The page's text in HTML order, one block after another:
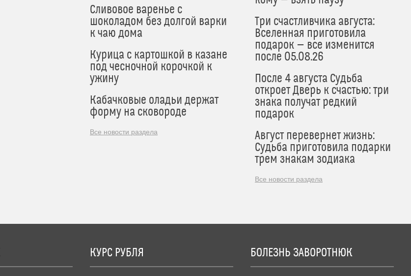
Сливовое варенье с
шоколадом без долгой варки
к чаю дома
Курица с картошкой в казане
под чесночной корочкой к
ужину
Кабачковые оладьи держат
форму на сковороде
Все новости раздела
Три счастливчика августа:
Вселенная приготовила
подарок — все изменится
после 05.08.26
После 4 августа Судьба
откроет Дверь к счастью: три
знака получат редкий
подарок
Август перевернет жизнь:
Судьба приготовила подарки
трем знакам зодиака
Все новости раздела
КУРС РУБЛЯ БОЛЕЗНЬ ЗАВОРОТНЮК